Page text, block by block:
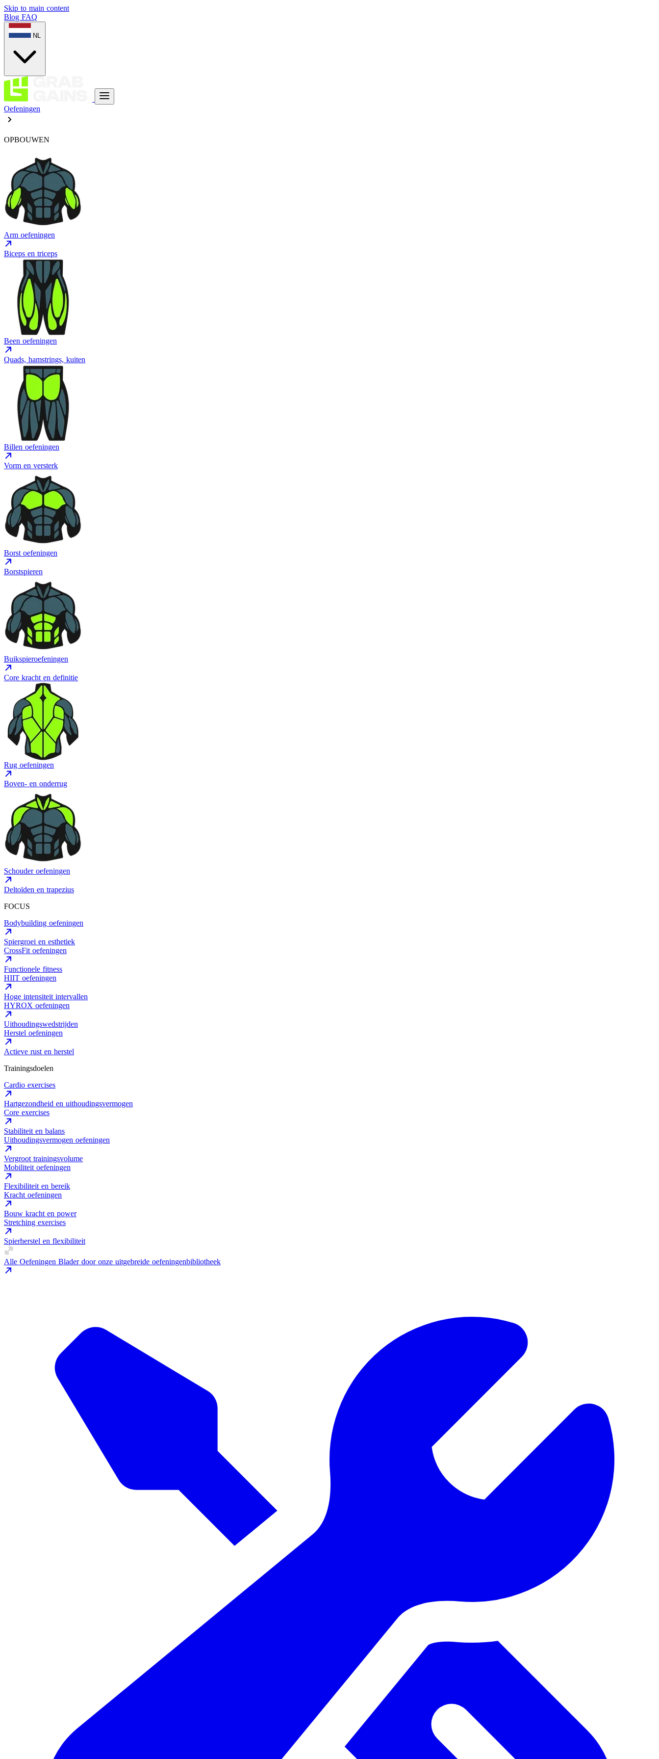
Skip to main content
Blog FAQ
NL
Oefeningen
OPBOUWEN
Arm oefeningen
Biceps en triceps
Been oefeningen
Quads, hamstrings, kuiten
Billen oefeningen
Vorm en versterk
Borst oefeningen
Borstspieren
Buikspieroefeningen
Core kracht en definitie
Rug oefeningen
Boven- en onderrug
Schouder oefeningen
Deltoïden en trapezius
FOCUS
Bodybuilding oefeningen
Spiergroei en esthetiek
CrossFit oefeningen
Functionele fitness
HIIT oefeningen
Hoge intensiteit intervallen
HYROX oefeningen
Uithoudingswedstrijden
Herstel oefeningen
Actieve rust en herstel
Trainingsdoelen
Cardio exercises
Hartgezondheid en uithoudingsvermogen
Core exercises
Stabiliteit en balans
Uithoudingsvermogen oefeningen
Vergroot trainingsvolume
Mobiliteit oefeningen
Flexibiliteit en bereik
Kracht oefeningen
Bouw kracht en power
Stretching exercises
Spierherstel en flexibiliteit
Alle Oefeningen Blader door onze uitgebreide oefeningenbibliotheek